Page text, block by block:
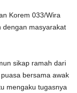
Korem 033/Wira
dengan masyarakat
sikap ramah dari
bersama awak
mengaku tugasnya